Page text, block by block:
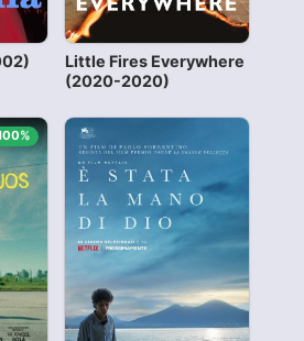
Little Fires Everywhere
(2020-2020)